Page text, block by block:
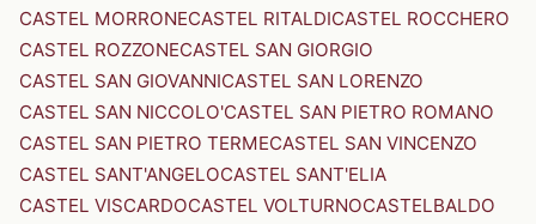
CASTEL MORRONECASTEL RITALDICASTEL ROCCHERO
CASTEL ROZZONECASTEL SAN GIORGIO
CASTEL SAN GIOVANNICASTEL SAN LORENZO
CASTEL SAN NICCOLO'CASTEL SAN PIETRO ROMANO
CASTEL SAN PIETRO TERMECASTEL SAN VINCENZO
CASTEL SANT'ANGELOCASTEL SANT'ELIA
CASTEL VISCARDOCASTEL VOLTURNOCASTELBALDO